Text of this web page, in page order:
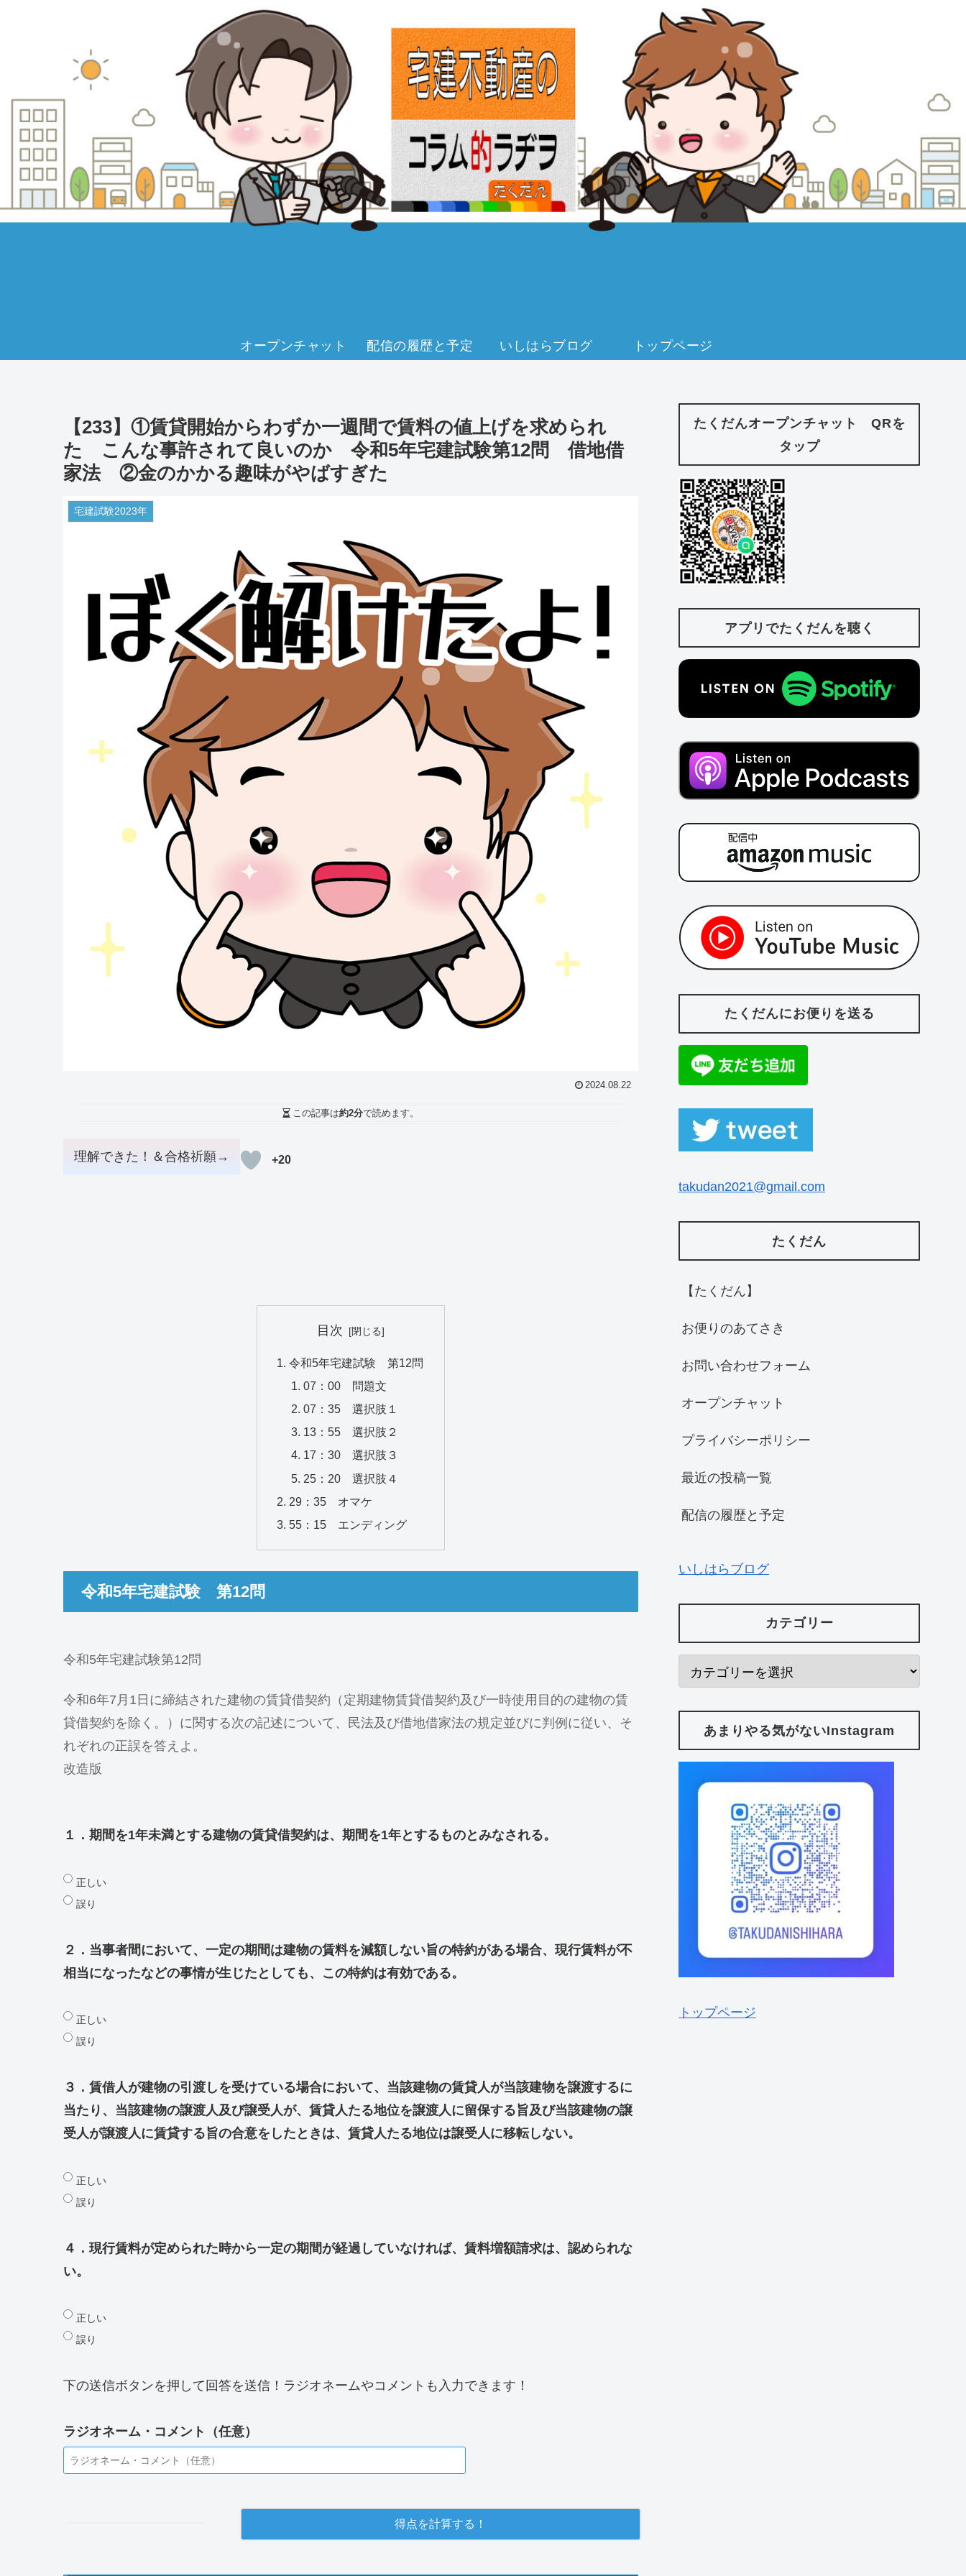
オープンチャット 配信の履歴と予定 いしはらブログ トップページ
【233】①賃貸開始からわずか一週間で賃料の値上げを求められ
た こんな事許されて良いのか 令和5年宅建試験第12問 借地借
家法 ②金のかかる趣味がやばすぎた
宅建試験2023年
2024.08.22
この記事は約2分で読めます。
+20
目次
令和5年宅建試験 第12問
07：00 問題文
07：35 選択肢１
13：55 選択肢２
17：30 選択肢３
25：20 選択肢４
29：35 オマケ
55：15 エンディング
令和5年宅建試験 第12問
令和5年宅建試験第12問
令和6年7月1日に締結された建物の賃貸借契約（定期建物賃貸借契約及び一時使用目的の建物の賃
貸借契約を除く。）に関する次の記述について、民法及び借地借家法の規定並びに判例に従い、そ
れぞれの正誤を答えよ。
改造版
１．期間を1年未満とする建物の賃貸借契約は、期間を1年とするものとみなされる。
正しい
誤り
２．当事者間において、一定の期間は建物の賃料を減額しない旨の特約がある場合、現行賃料が不
相当になったなどの事情が生じたとしても、この特約は有効である。
正しい
誤り
３．賃借人が建物の引渡しを受けている場合において、当該建物の賃貸人が当該建物を譲渡するに
当たり、当該建物の譲渡人及び譲受人が、賃貸人たる地位を譲渡人に留保する旨及び当該建物の譲
受人が譲渡人に賃貸する旨の合意をしたときは、賃貸人たる地位は譲受人に移転しない。
正しい
誤り
４．現行賃料が定められた時から一定の期間が経過していなければ、賃料増額請求は、認められな
い。
正しい
誤り
下の送信ボタンを押して回答を送信！ラジオネームやコメントも入力できます！
ラジオネーム・コメント（任意）
たくだんオープンチャット QRを
タップ
アプリでたくだんを聴く
たくだんにお便りを送る
takudan2021@gmail.com
たくだん
【たくだん】
お便りのあてさき
お問い合わせフォーム
オープンチャット
プライバシーポリシー
最近の投稿一覧
配信の履歴と予定
いしはらブログ
カテゴリー
あまりやる気がないInstagram
トップページ